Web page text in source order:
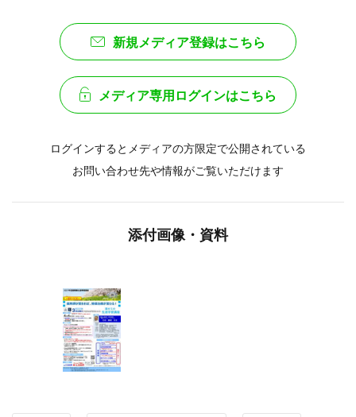
新規メディア登録はこちら
メディア専用ログインはこちら
ログインするとメディアの方限定で公開されている
お問い合わせ先や情報がご覧いただけます
添付画像・資料